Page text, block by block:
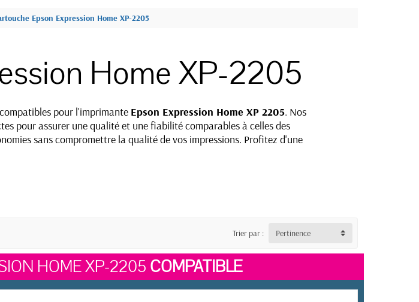
Epson Expression Home XP-2205
Home XP-2205
pour l'imprimante Epson Expression Home XP 2205. Nos
pour assurer une qualité et une fiabilité comparables à celles des
sans compromettre la qualité de vos impressions. Profitez d'une
Trier par : Pertinence
HOME XP-2205 COMPATIBLE